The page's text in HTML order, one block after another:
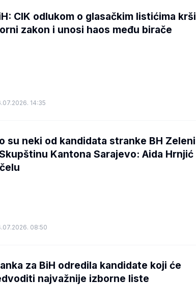
CIK odlukom o glasačkim listićima krši
zakon i unosi haos među birače
14:35
su neki od kandidata stranke BH Zeleni
Kantona Sarajevo: Aida Hrnjić
08:50
za BiH odredila kandidate koji će
najvažnije izborne liste